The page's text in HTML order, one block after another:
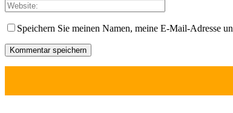
Speichern Sie meinen Namen, meine E-Mail-Adresse